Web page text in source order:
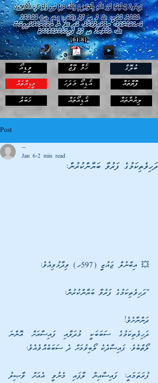
ވީޑިއޯ
މީޑިއާތައް
ޚަބަރު
ހޯމް ޕޭޖް
އޯޑިއޯ މަދަހަ
އޯޑިއޯތައް
ބުލޮގް
ފޮތްތައް
ލިޔުންތައް
Post
ދަހިވެތިކަމުގެ ފަރުވާ ބަޔާންކުރުން:
--
Jan 6 2 min read
💥 އިބްނުލް ޖައުޒީ (597ހ) ވިދާޅުވިއެވެ:
”ދަހިވެތިކަމުގެ ފަރުވާ ބަޔާންކުރުން:
ދަންނާށެވެ!
ދަހިވެތިކަމުގެ ސަބަބަކީ މުދަލާއި ފައިސާއަށް އޮންނަ
ލޯތްބެވެ. ފައިސާދެކެ ލޯބިވުމަށް ދެ ސަބަބެއްވެއެވެ:
ފުރަތަމައީ: ފައިސާއިން ލާފައި މެނުވީ އެއަށް ވާޞިލު